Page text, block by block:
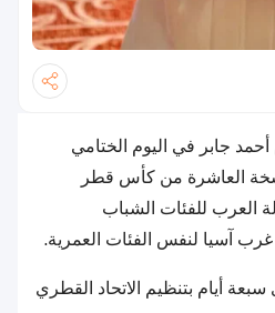
جابر في اليوم الختامي
العاشرة من كأس قطر
العرب للفئات الشباب
غرب آسيا لنفس الفئات العمرية.
أيام بتنظيم الاتحاد القطري